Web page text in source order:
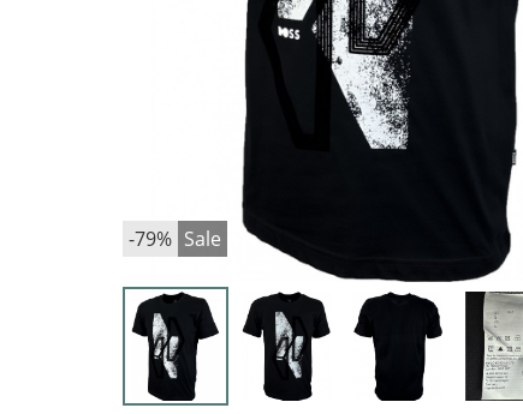
-79% Sale